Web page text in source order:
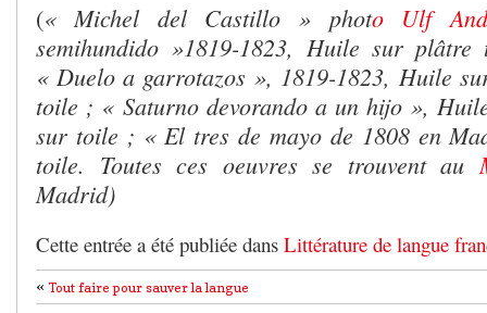
(« Michel del Castillo » photo Ulf
semihundido »1819-1823, Huile sur
« Duelo a garrotazos », 1819-1823, Huile
toile ; « Saturno devorando a un hijo »,
sur toile ; « El tres de mayo de 1808 en
toile. Toutes ces oeuvres se trouvent au
Madrid)
Cette entrée a été publiée dans Littérature de langue
« Tout faire pour sauver la langue